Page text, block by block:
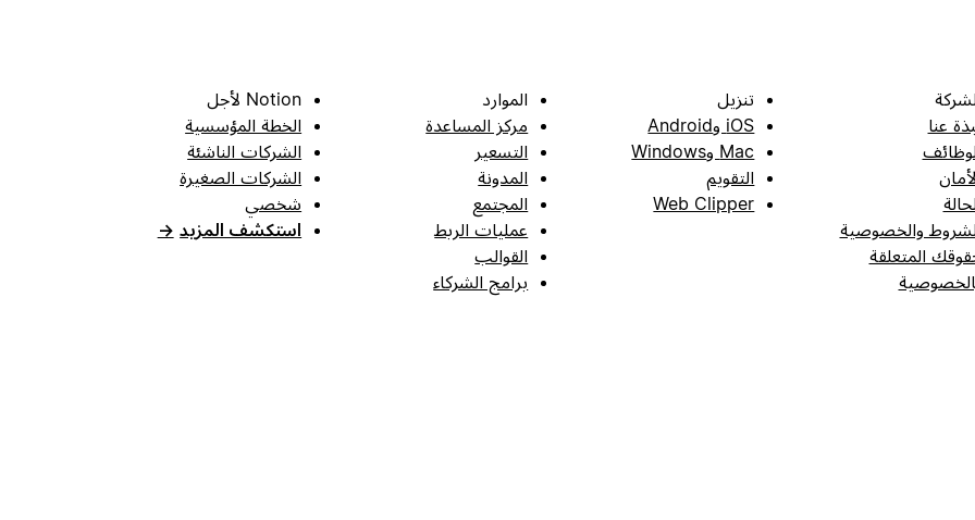
عنا
والخصوصية
المتعلقة
تنزيل
iOS وAndroid
Mac وWindows
التقويم
Web Clipper
الموارد
مركز المساعدة
التسعير
المدونة
المجتمع
عمليات الربط
القوالب
برامج الشركاء
Notion لأجل
الخطة المؤسسية
الشركات الناشئة
الشركات الصغيرة
شخصي
استكشف المزيد →